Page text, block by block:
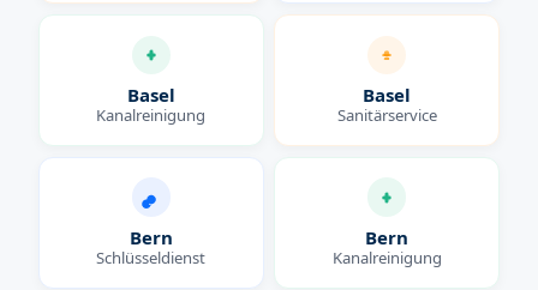
Basel
Kanalreinigung
Basel
Sanitärservice
Bern
Schlüsseldienst
Bern
Kanalreinigung